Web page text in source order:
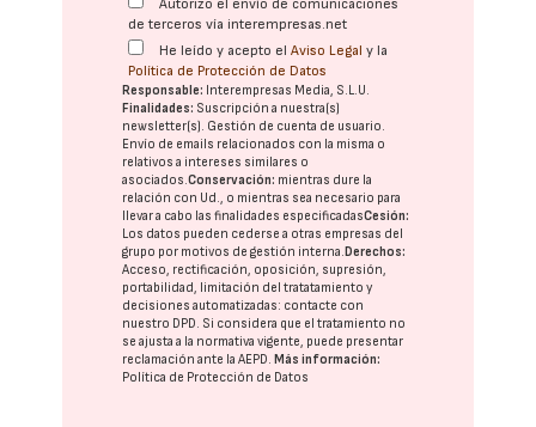
Autorizo el envío de comunicaciones
de terceros vía interempresas.net
He leído y acepto elAviso Legal y la
Política de Protección de Datos
Responsable: Interempresas Media, S.L.U.
Finalidades: Suscripción a nuestra(s)
newsletter(s). Gestión de cuenta de usuario.
Envío de emails relacionados con la misma o
relativos a intereses similares o
asociados.Conservación: mientras dure la
relación con Ud., o mientras sea necesario para
llevar a cabo las finalidades especificadasCesión:
Los datos pueden cederse a otras empresas del
grupo por motivos de gestión interna. Derechos:
Acceso, rectificación, oposición, supresión,
portabilidad, limitación del tratatamiento y
decisiones automatizadas: contacte con
nuestro DPD. Si considera que el tratamiento no
se ajusta a la normativa vigente, puede presentar
reclamación ante laAEPD. Más información:
Política de Protección de Datos